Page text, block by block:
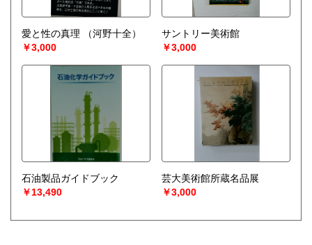
愛と性の真理
（河野十全）
￥3,000
サントリー美術館
￥3,000
石油製品ガイドブック
￥13,490
芸大美術館所蔵名品展
￥3,000